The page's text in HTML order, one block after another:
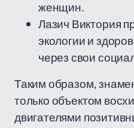
женщин.
Лазич Виктория
экологии и
через свои
Таким образом,
только объектом
двигателями